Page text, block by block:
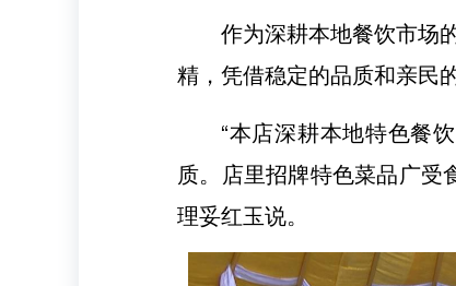
作为深耕本地餐饮市场
精，凭借稳定的品质和亲民
“本店深耕本地特色餐
质。店里招牌特色菜品广受
理妥红玉说。